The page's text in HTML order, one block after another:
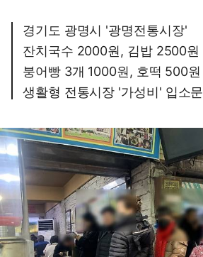
경기도 광명시 '광명전통시장'
잔치국수 2000원, 김밥 2500원
붕어빵 3개 1000원, 호떡 500원
생활형 전통시장 '가성비' 입소문